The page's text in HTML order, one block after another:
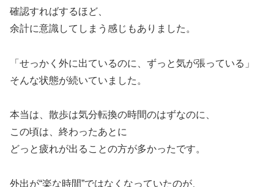
確認すればするほど、
余計に意識してしまう感じもありました。
「せっかく外に出ているのに、ずっと気が張っている」
そんな状態が続いていました。
本当は、散歩は気分転換の時間のはずなのに、
この頃は、終わったあとに
どっと疲れが出ることの方が多かったです。
外出が“楽な時間”ではなくなっていたのが、